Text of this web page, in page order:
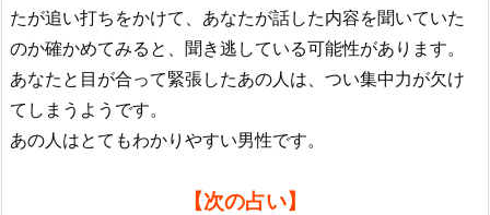
たが追い打ちをかけて、あなたが話した内容を聞いていた
のか確かめてみると、聞き逃している可能性があります。
あなたと目が合って緊張したあの人は、つい集中力が欠け
てしまうようです。
あの人はとてもわかりやすい男性です。
【次の占い】